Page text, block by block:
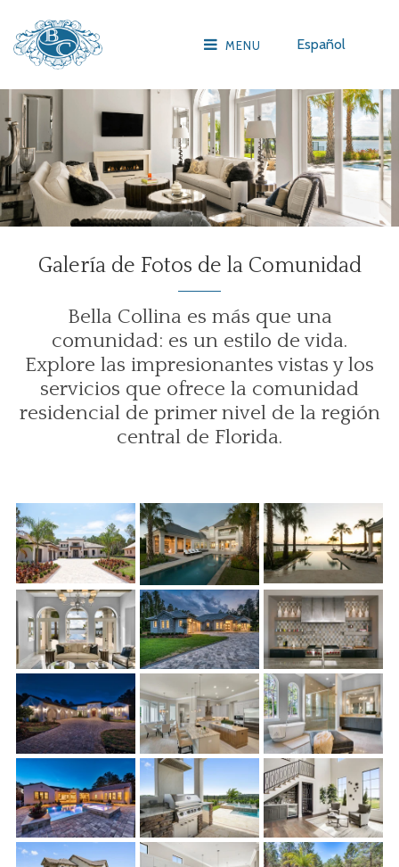
MENU Español
Galería de Fotos de la Comunidad
Bella Collina es más que una
comunidad: es un estilo de vida.
Explore las impresionantes vistas y los
servicios que ofrece la comunidad
residencial de primer nivel de la región
central de Florida.